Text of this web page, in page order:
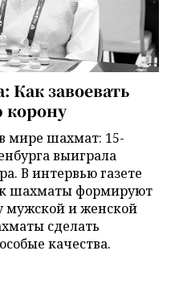
Как завоевать
мире шахмат: 15-
выиграла
В интервью газете
шахматы формируют
мужской и женской
сделать
качества.